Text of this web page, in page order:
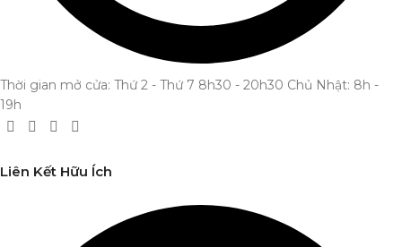
Thời gian mở cửa: Thứ 2 - Thứ 7 8h30 - 20h30 Chủ Nhật: 8h -
19h
Liên Kết Hữu Ích